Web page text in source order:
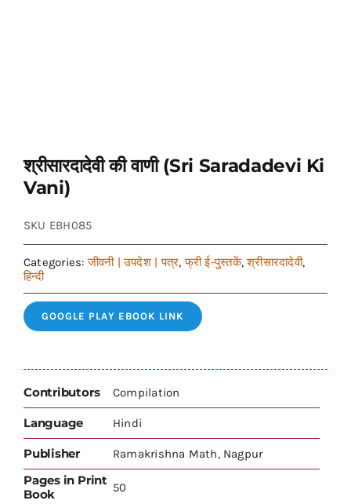
श्रीसारदादेवी की वाणी (Sri Saradadevi Ki
Vani)
SKU EBH085
Categories:जीवनी | उपदेश | पत्र,फ्री ई-पुस्तकें,श्रीसारदादेवी,
हिन्दी
GOOGLE PLAY EBOOK LINK
Contributors Compilation
Language Hindi
Publisher Ramakrishna Math, Nagpur
Pages in Print
Book
50